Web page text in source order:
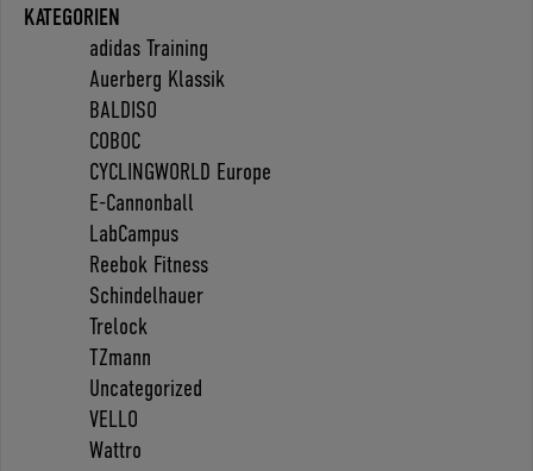
KATEGORIEN
adidas Training
Auerberg Klassik
BALDISO
COBOC
CYCLINGWORLD Europe
E-Cannonball
LabCampus
Reebok Fitness
Schindelhauer
Trelock
TZmann
Uncategorized
VELLO
Wattro